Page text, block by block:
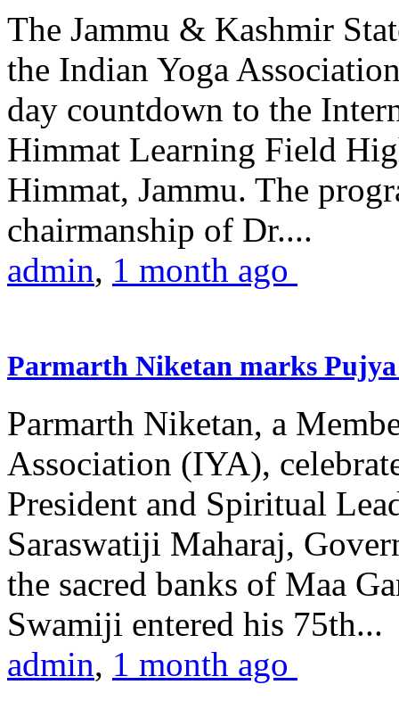
The Jammu & Kashmir
the Indian Yoga
day countdown to the
Himmat Learning Field
Himmat, Jammu. The
chairmanship of Dr....
admin, 1 month ago
Parmarth Niketan marks
Parmarth Niketan, a
Association (IYA),
President and Spiritual
Saraswatiji Maharaj,
the sacred banks of Maa
Swamiji entered his 75th...
admin, 1 month ago